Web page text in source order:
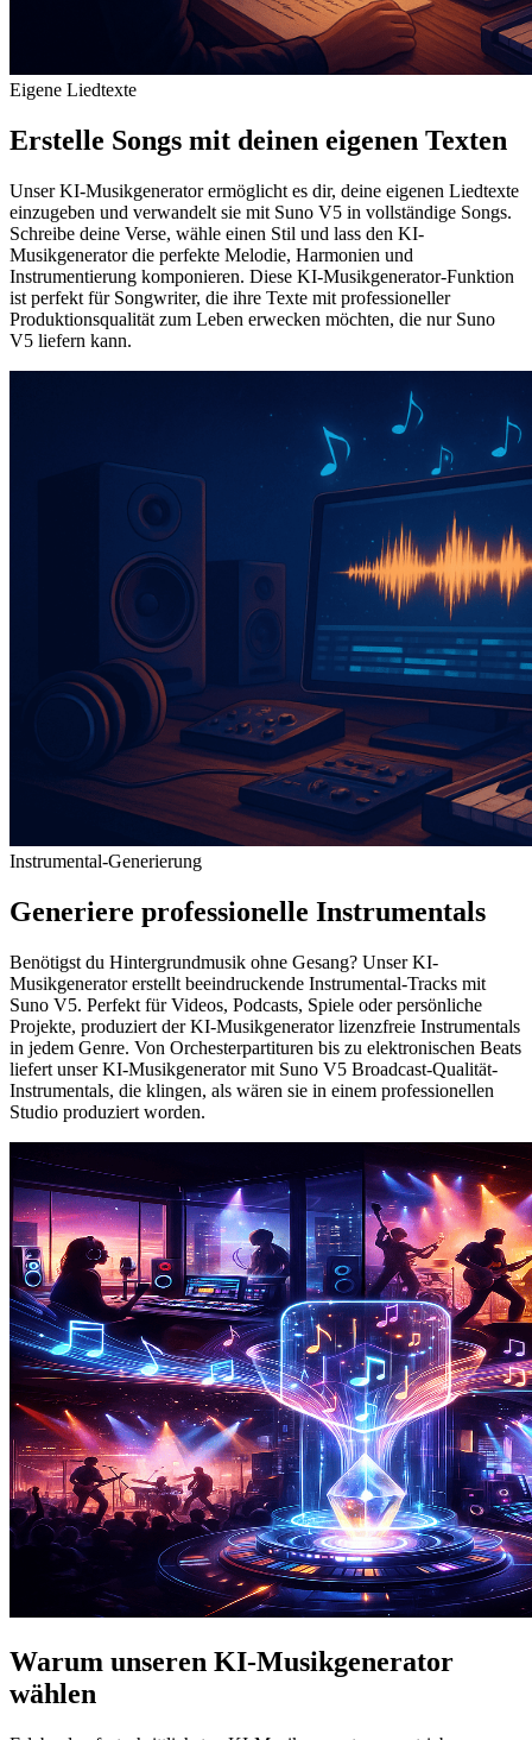
Eigene Liedtexte
Erstelle Songs mit deinen eigenen Texten
Unser KI-Musikgenerator ermöglicht es dir, deine eigenen Liedtexte
einzugeben und verwandelt sie mit Suno V5 in vollständige Songs.
Schreibe deine Verse, wähle einen Stil und lass den KI-
Musikgenerator die perfekte Melodie, Harmonien und
Instrumentierung komponieren. Diese KI-Musikgenerator-Funktion
ist perfekt für Songwriter, die ihre Texte mit professioneller
Produktionsqualität zum Leben erwecken möchten, die nur Suno
V5 liefern kann.
Instrumental-Generierung
Generiere professionelle Instrumentals
Benötigst du Hintergrundmusik ohne Gesang? Unser KI-
Musikgenerator erstellt beeindruckende Instrumental-Tracks mit
Suno V5. Perfekt für Videos, Podcasts, Spiele oder persönliche
Projekte, produziert der KI-Musikgenerator lizenzfreie Instrumentals
in jedem Genre. Von Orchesterpartituren bis zu elektronischen Beats
liefert unser KI-Musikgenerator mit Suno V5 Broadcast-Qualität-
Instrumentals, die klingen, als wären sie in einem professionellen
Studio produziert worden.
Warum unseren KI-Musikgenerator
wählen